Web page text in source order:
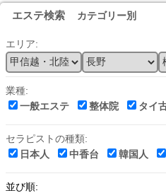
エステ検索 カテゴリー別
エリア:
業種:
一般エステ
整体院 タイ
セラピストの種類:
日本人
中香台 韓国人
並び順: